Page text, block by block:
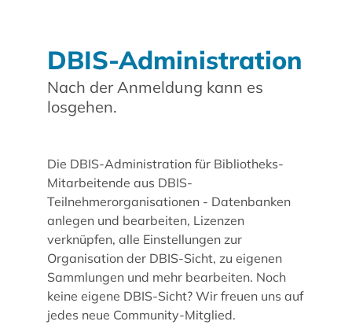
DBIS-Administration
Nach der Anmeldung kann es
losgehen.
Die DBIS-Administration für Bibliotheks-
Mitarbeitende aus DBIS-
Teilnehmerorganisationen - Datenbanken
anlegen und bearbeiten, Lizenzen
verknüpfen, alle Einstellungen zur
Organisation der DBIS-Sicht, zu eigenen
Sammlungen und mehr bearbeiten. Noch
keine eigene DBIS-Sicht? Wir freuen uns auf
jedes neue Community-Mitglied.